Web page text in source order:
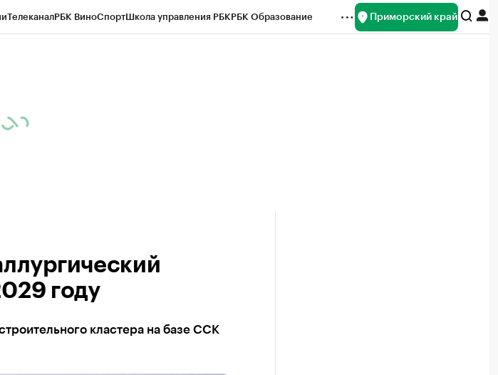
ТелеканалРБК ВиноСпортШкола управления РБКРБК Образование Приморский край
году
кластера на базе ССК